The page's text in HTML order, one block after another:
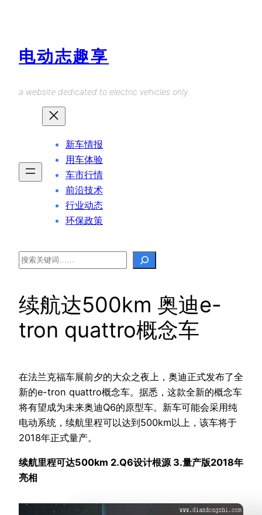
电动志趣享
a website dedicated to electric vehicles only.
新车情报
用车体验
车市行情
前沿技术
行业动态
环保政策
Search
续航达500km 奥迪e-
tron quattro概念车
在法兰克福车展前夕的大众之夜上，奥迪正式发布了全
新的e-tron quattro概念车。据悉，这款全新的概念车
将有望成为未来奥迪Q6的原型车。新车可能会采用纯
电动系统，续航里程可以达到500km以上，该车将于
2018年正式量产。
续航里程可达500km 2.Q6设计根源 3.量产版2018年
亮相